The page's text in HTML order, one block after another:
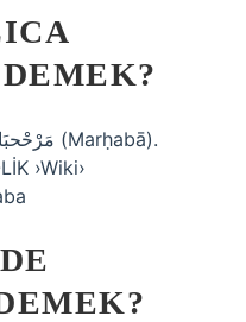
›Wiki›